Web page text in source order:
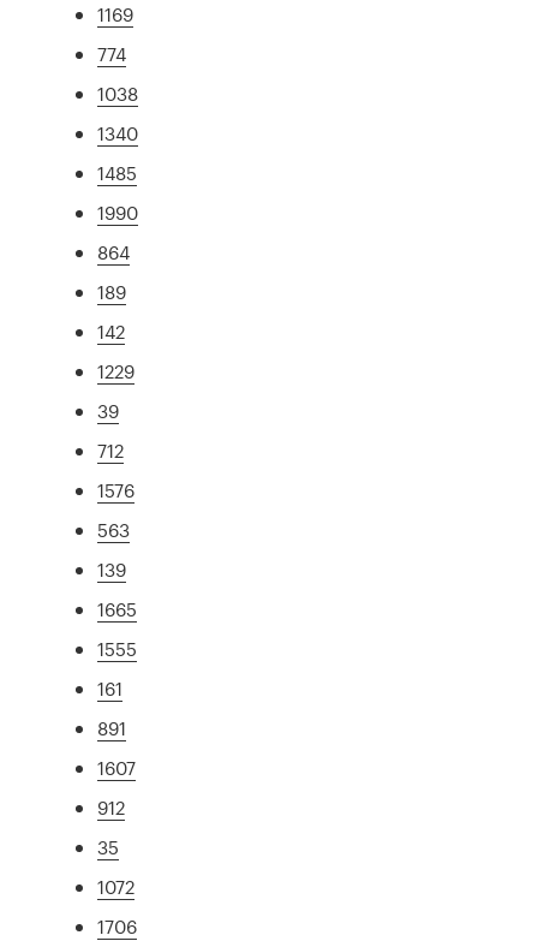
1169
774
1038
1340
1485
1990
864
189
142
1229
39
712
1576
563
139
1665
1555
161
891
1607
912
35
1072
1706